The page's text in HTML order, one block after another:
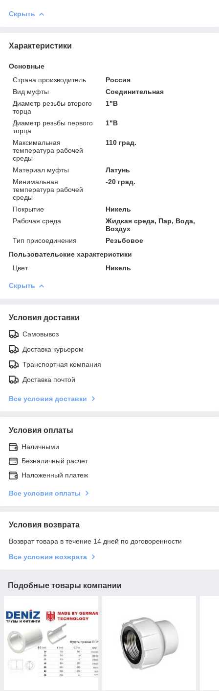
Скрыть
Характеристики
Основные
Страна производитель
Россия
Вид муфты
Соединительная
Диаметр резьбы второго
торца
1"В
Диаметр резьбы первого
торца
1"В
Максимальная
температура рабочей
среды
110 град.
Материал муфты
Латунь
Минимальная
температура рабочей
среды
-20 град.
Покрытие
Никель
Рабочая среда
Жидкая среда, Пар, Вода,
Воздух
Тип присоединения
Резьбовое
Пользовательские характеристики
Цвет
Никель
Скрыть
Условия доставки
Самовывоз
Доставка курьером
Транспортная компания
Доставка почтой
Все условия доставки
Условия оплаты
Наличными
Безналичный расчет
Наложенный платеж
Все условия оплаты
Условия возврата
Возврат товара в течение 14 дней по договоренности
Все условия возврата
Подобные товары компании